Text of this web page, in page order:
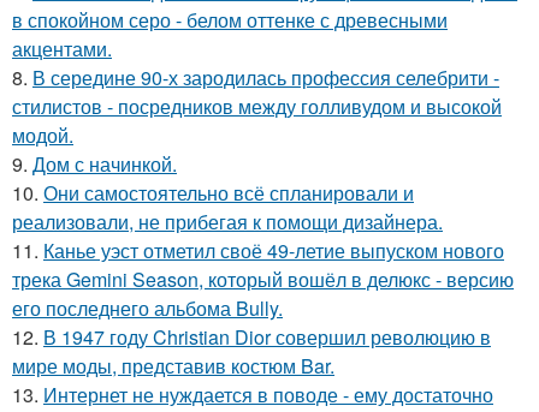
в спокойном серо - белом оттенке с древесными
акцентами.
8. В середине 90-х зародилась профессия селебрити -
стилистов - посредников между голливудом и высокой
модой.
9. Дом с начинкой.
10. Они самостоятельно всё спланировали и
реализовали, не прибегая к помощи дизайнера.
11. Канье уэст отметил своё 49-летие выпуском нового
трека Gemini Season, который вошёл в делюкс - версию
его последнего альбома Bully.
12. В 1947 году Christian Dior совершил революцию в
мире моды, представив костюм Bar.
13. Интернет не нуждается в поводе - ему достаточно